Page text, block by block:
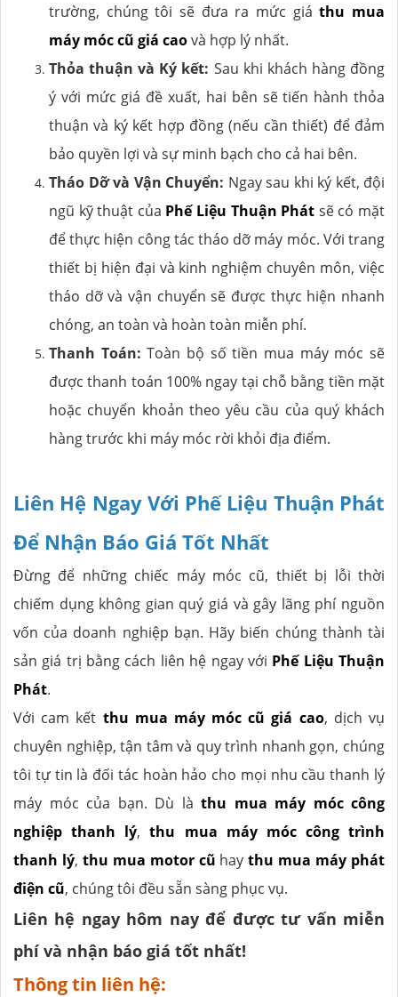
trường, chúng tôi sẽ đưa ra mức giáthu mua
máy móc cũ giá caovà hợp lý nhất.
Thỏa thuận và Ký kết: Sau khi khách hàng đồng
ý với mức giá đề xuất, hai bên sẽ tiến hành thỏa
thuận và ký kết hợp đồng (nếu cần thiết) để đảm
bảo quyền lợi và sự minh bạch cho cả hai bên.
Tháo Dỡ và Vận Chuyển: Ngay sau khi ký kết, đội
ngũ kỹ thuật của Phế Liệu Thuận Phát sẽ có mặt
để thực hiện công tác tháo dỡ máy móc. Với trang
thiết bị hiện đại và kinh nghiệm chuyên môn, việc
tháo dỡ và vận chuyển sẽ được thực hiện nhanh
chóng, an toàn và hoàn toàn miễn phí.
Thanh Toán: Toàn bộ số tiền mua máy móc sẽ
được thanh toán 100% ngay tại chỗ bằng tiền mặt
hoặc chuyển khoản theo yêu cầu của quý khách
hàng trước khi máy móc rời khỏi địa điểm.
Liên Hệ Ngay Với Phế Liệu Thuận Phát
Để Nhận Báo Giá Tốt Nhất
Đừng để những chiếc máy móc cũ, thiết bị lỗi thời
chiếm dụng không gian quý giá và gây lãng phí nguồn
vốn của doanh nghiệp bạn. Hãy biến chúng thành tài
sản giá trị bằng cách liên hệ ngay với Phế Liệu Thuận
Phát.
Với cam kết thu mua máy móc cũ giá cao, dịch vụ
chuyên nghiệp, tận tâm và quy trình nhanh gọn, chúng
tôi tự tin là đối tác hoàn hảo cho mọi nhu cầu thanh lý
máy móc của bạn. Dù là thu mua máy móc công
nghiệp thanh lý,thu mua máy móc công trình
thanh lý, thu mua motor cũ haythu mua máy phát
điện cũ, chúng tôi đều sẵn sàng phục vụ.
Liên hệ ngay hôm nay để được tư vấn miễn
phí và nhận báo giá tốt nhất!
Thông tin liên hệ: